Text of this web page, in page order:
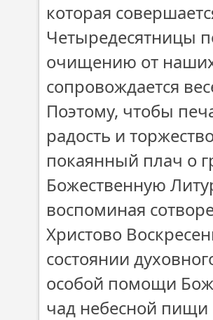
которая
Четыредесятницы
очищению от наших
сопровождается
Поэтому, чтобы
радость и
покаянный плач о
Божественную
воспоминая
Христово
состоянии
особой помощи
чад небесной пищи